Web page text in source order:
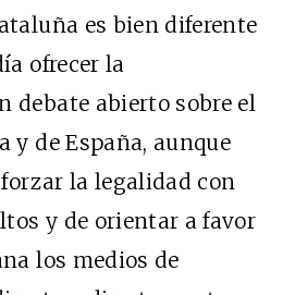
es bien diferente
ofrecer la
debate abierto sobre el
y de España, aunque
la legalidad con
y de orientar a favor
los medios de